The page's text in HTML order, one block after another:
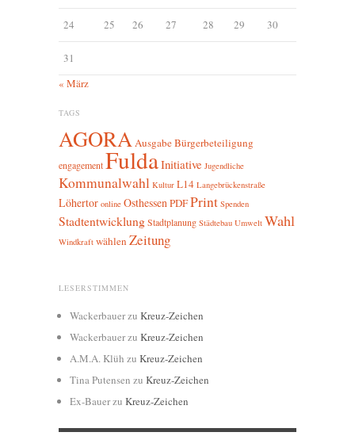
24 25 26 27 28 29 30
31
« März
TAGS
AGORAAusgabeBürgerbeteiligung
engagementFuldaInitiative Jugendliche
Kommunalwahl Kultur L14 Langebrückenstraße
Löhertor online OsthessenPDFPrint Spenden
StadtentwicklungStadtplanung Städtebau Umwelt Wahl
Windkraft wählen Zeitung
LESERSTIMMEN
Wackerbauerzu Kreuz-Zeichen
Wackerbauerzu Kreuz-Zeichen
A.M.A. Klüh zu Kreuz-Zeichen
Tina Putensen zu Kreuz-Zeichen
Ex-Bauerzu Kreuz-Zeichen